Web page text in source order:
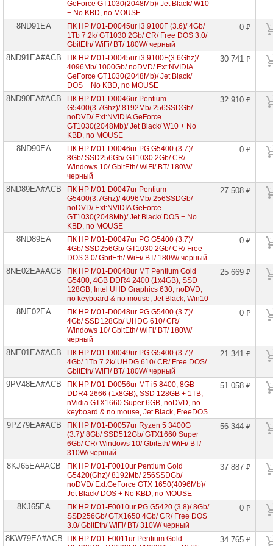
GeForce GT1030(2048Mb)/ Jet Black/ W10
+ No KBD, no MOUSE
8ND91EA
ПК HP M01-D0045ur i3 9100F (3.6)/ 4Gb/
1Tb 7.2k/ GT1030 2Gb/ CR/ Free DOS 3.0/
GbitEth/ WiFi/ BT/ 180W/ черный
0 ₽
8ND91EA#ACB
ПК HP M01-D0045ur i3 9100F(3.6Ghz)/
4096Mb/ 1000Gb/ noDVD/ Ext:NVIDIA
GeForce GT1030(2048Mb)/ Jet Black/
DOS + No KBD, no MOUSE
30 741 ₽
8ND90EA#ACB
ПК HP M01-D0046ur Pentium
G5400(3.7Ghz)/ 8192Mb/ 256SSDGb/
noDVD/ Ext:NVIDIA GeForce
GT1030(2048Mb)/ Jet Black/ W10 + No
KBD, no MOUSE
32 910 ₽
8ND90EA
ПК HP M01-D0046ur PG G5400 (3.7)/
8Gb/ SSD256Gb/ GT1030 2Gb/ CR/
Windows 10/ GbitEth/ WiFi/ BT/ 180W/
черный
0 ₽
8ND89EA#ACB
ПК HP M01-D0047ur Pentium
G5400(3.7Ghz)/ 4096Mb/ 256SSDGb/
noDVD/ Ext:NVIDIA GeForce
GT1030(2048Mb)/ Jet Black/ DOS + No
KBD, no MOUSE
27 508 ₽
8ND89EA
ПК HP M01-D0047ur PG G5400 (3.7)/
4Gb/ SSD256Gb/ GT1030 2Gb/ CR/ Free
DOS 3.0/ GbitEth/ WiFi/ BT/ 180W/ черный
0 ₽
8NE02EA#ACB
ПК HP M01-D0048ur MT Pentium Gold
G5400, 4GB DDR4 2400 (1x4GB), SSD
128GB, Intel UHD Graphics 630, noDVD,
no keyboard & no mouse, Jet Black, Win10
25 669 ₽
8NE02EA
ПК HP M01-D0048ur PG G5400 (3.7)/
4Gb/ SSD128Gb/ UHDG 610/ CR/
Windows 10/ GbitEth/ WiFi/ BT/ 180W/
черный
0 ₽
8NE01EA#ACB
ПК HP M01-D0049ur PG G5400 (3.7)/
4Gb/ 1Tb 7.2k/ UHDG 610/ CR/ Free DOS/
GbitEth/ WiFi/ BT/ 180W/ черный
21 341 ₽
9PV48EA#ACB
ПК HP M01-D0056ur MT i5 8400, 8GB
DDR4 2666 (1x8GB), SSD 128GB + 1TB,
nVidia GTX1660 Super 6GB, noDVD, no
keyboard & no mouse, Jet Black, FreeDOS
51 058 ₽
9PZ79EA#ACB
ПК HP M01-D0057ur Ryzen 5 3400G
(3.7)/ 8Gb/ SSD512Gb/ GTX1660 Super
6Gb/ CR/ Windows 10/ GbitEth/ WiFi/ BT/
310W/ черный
56 344 ₽
8KJ65EA#ACB
ПК HP M01-F0010ur Pentium Gold
G5420(Ghz)/ 8192Mb/ 256SSDGb/
noDVD/ Ext:GeForce GTX 1650(4096Mb)/
Jet Black/ DOS + No KBD, no MOUSE
37 887 ₽
8KJ65EA
ПК HP M01-F0010ur PG G5420 (3.8)/ 8Gb/
SSD256Gb/ GTX1650 4Gb/ CR/ Free DOS
3.0/ GbitEth/ WiFi/ BT/ 310W/ черный
0 ₽
8KW79EA#ACB
ПК HP M01-F0011ur Pentium Gold
34 765 ₽